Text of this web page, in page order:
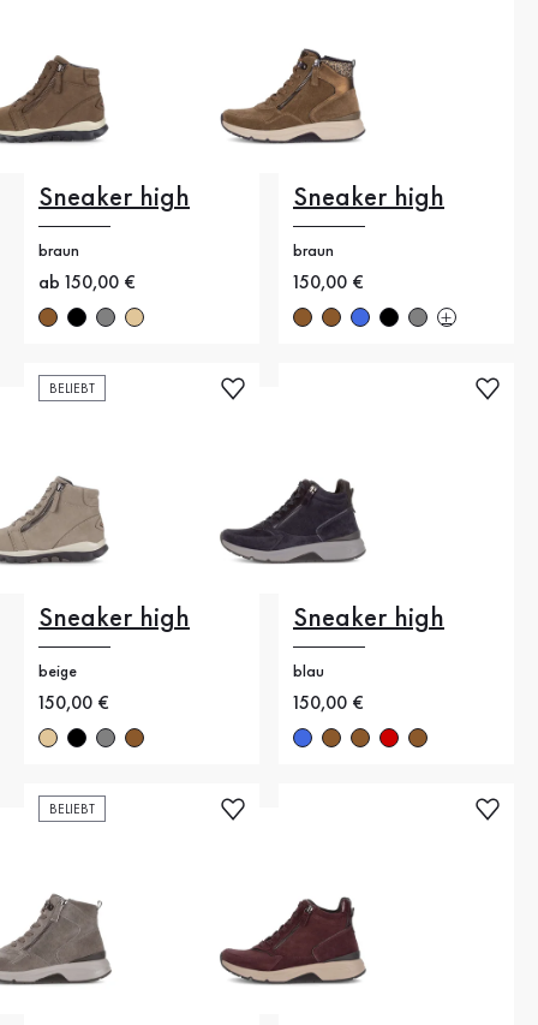
Sneaker high
braun
Neuer Preis
ab 150,00 €
Sneaker high
braun
Neuer Preis
150,00 €
BELIEBT
Sneaker high
beige
Neuer Preis
150,00 €
Sneaker high
blau
Neuer Preis
150,00 €
BELIEBT